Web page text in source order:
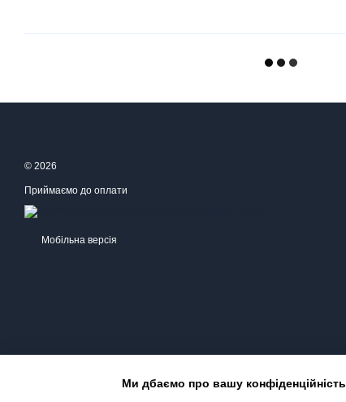
© 2026
Приймаємо до оплати
Мобільна версія
Ми дбаємо про вашу конфіденційність